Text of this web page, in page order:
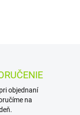
objednaní
na